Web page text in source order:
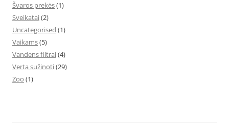
Švaros prekės(1)
Sveikatai(2)
Uncategorised (1)
Vaikams(5)
Vandens filtrai(4)
Verta sužinoti(29)
Zoo (1)